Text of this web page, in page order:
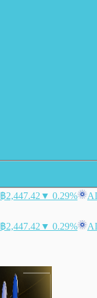
฿2,447.42 ▼ 0.29%
฿2,447.42 ▼ 0.29%